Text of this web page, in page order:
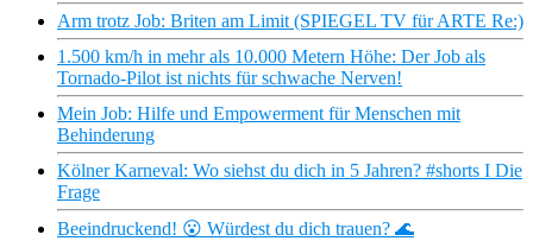
Arm trotz Job: Briten am Limit (SPIEGEL TV für ARTE Re:)
1.500 km/h in mehr als 10.000 Metern Höhe: Der Job als
Tornado-Pilot ist nichts für schwache Nerven!
Mein Job: Hilfe und Empowerment für Menschen mit
Behinderung
Kölner Karneval: Wo siehst du dich in 5 Jahren? #shorts I Die
Frage
Beeindruckend! 😮 Würdest du dich trauen? 🌊